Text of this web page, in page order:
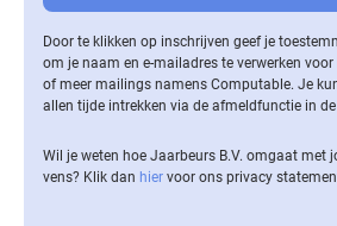
Door te klikken op inschrijven geef je
om je naam en e-mailadres te verwerken voor
of meer mailings namens Computable. Je
allen tijde intrekken via de af­meld­func­tie in
Wil je weten hoe Jaarbeurs B.V. omgaat met
vens? Klik dan hier voor ons privacy